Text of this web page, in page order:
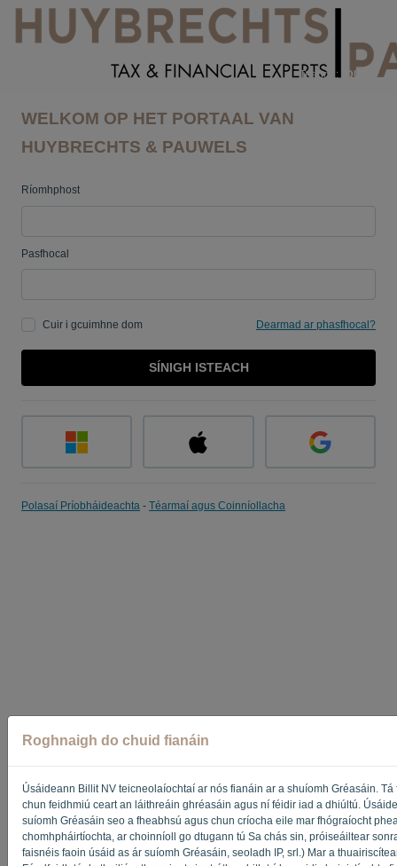
Roghnaigh do chuid fianáin
Úsáideann Billit NV teicneolaíochtaí ar nós fianáin ar a shuíomh Gréasáin.
chun feidhmiú ceart an láithreáin ghréasáin agus ní féidir iad a dhiúltú.
suíomh Gréasáin seo a fheabhsú agus chun críocha eile mar fhógraíocht
chomhpháirtíochta, ar choinníoll go dtugann tú Sa chás sin, próiseáiltear
faisnéis faoin úsáid as ár suíomh Gréasáin, seoladh IP, srl.) Mar a
Teanga: DUL
WELKOM OP HET PORTAAL VAN
HUYBRECHTS & PAUWELS
Ríomhphost
Pasfhocal
Cuir i gcuimhne dom Dearmad ar phasfhocal?
SÍNIGH ISTEACH
Polasaí Príobháideachta - Téarmaí agus Coinníollacha